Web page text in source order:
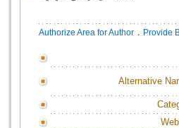
Authorize Area for Author ． Provide
Alternative